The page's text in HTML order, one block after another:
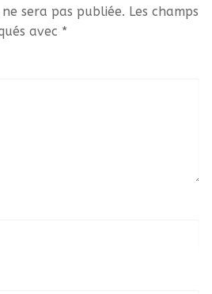
sera pas publiée. Les champs
avec *